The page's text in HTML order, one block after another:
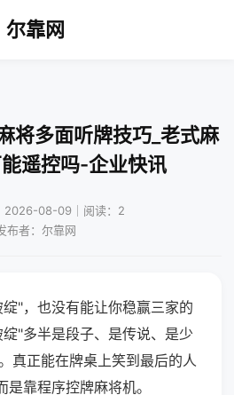
尔靠网
将多面听牌技巧_老式麻
遥控吗-企业快讯
2026-08-09｜阅读：2
布者：尔靠网
"，也没有能让你稳赢三家的
"多半是段子、是传说、是少
真正能在牌桌上笑到最后的人
靠程序控牌麻将机。